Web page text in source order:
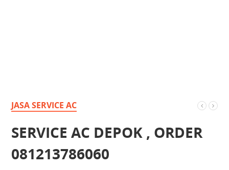
JASA SERVICE AC
SERVICE AC DEPOK , ORDER
081213786060